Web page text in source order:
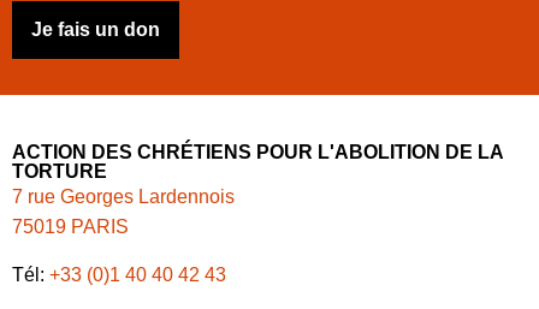
Je fais un don
ACTION DES CHRÉTIENS POUR L'ABOLITION DE LA
TORTURE
7 rue Georges Lardennois
75019 PARIS
Tél: +33 (0)1 40 40 42 43